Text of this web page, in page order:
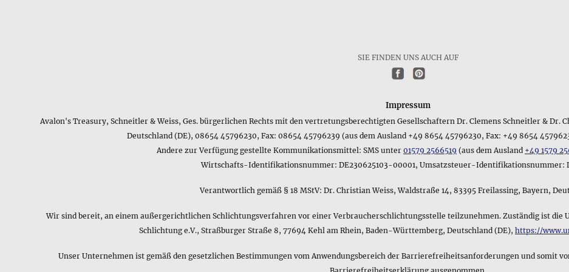
SIE FINDEN UNS AUCH AUF
Impressum
Avalon's Treasury, Schneitler & Weiss, Ges. bürgerlichen Rechts mit den vertretungsberechtigten Gesellschaftern Dr. Clemens Schneitler & Dr.
Deutschland (DE), 08654 45796230, Fax: 08654 45796239 (aus dem Ausland +49 8654 45796230, Fax: +49 8654
Andere zur Verfügung gestellte Kommunikationsmittel: SMS unter 01579 2566519 (aus dem Ausland +49 1579
Wirtschafts-Identifikationsnummer: DE230625103-00001, Umsatzsteuer-Identifikationsnummer:
Verantwortlich gemäß § 18 MStV: Dr. Christian Weiss, Waldstraße 14, 83395 Freilassing, Bayern,
Wir sind bereit, an einem außergerichtlichen Schlichtungsverfahren vor einer Verbraucherschlichtungsstelle teilzunehmen. Zuständig ist die
Schlichtung e.V., Straßburger Straße 8, 77694 Kehl am Rhein, Baden-Württemberg, Deutschland (DE), https://
Unser Unternehmen ist gemäß den gesetzlichen Bestimmungen vom Anwendungsbereich der Barrierefreiheitsanforderungen und somit